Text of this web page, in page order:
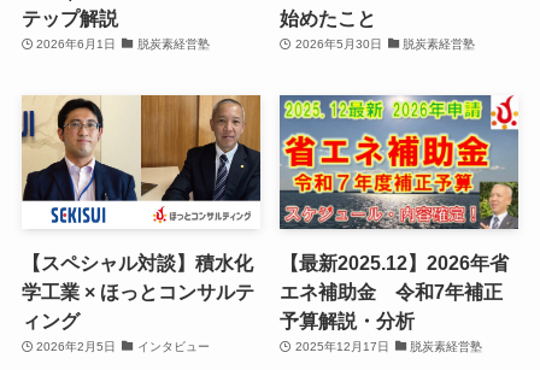
テップ解説
2026年6月1日 脱炭素経営塾
始めたこと
2026年5月30日 脱炭素経営塾
【スペシャル対談】積水化
学工業 × ほっとコンサルテ
ィング
2026年2月5日 インタビュー
【最新2025.12】2026年省
エネ補助金 令和7年補正
予算解説・分析
2025年12月17日 脱炭素経営塾